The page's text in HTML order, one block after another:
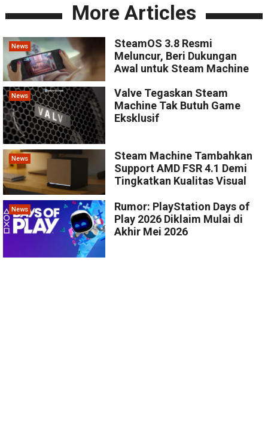
More Articles
News
SteamOS 3.8 Resmi
Meluncur, Beri Dukungan
Awal untuk Steam Machine
News
Valve Tegaskan Steam
Machine Tak Butuh Game
Eksklusif
News
Steam Machine Tambahkan
Support AMD FSR 4.1 Demi
Tingkatkan Kualitas Visual
News
Rumor: PlayStation Days of
Play 2026 Diklaim Mulai di
Akhir Mei 2026